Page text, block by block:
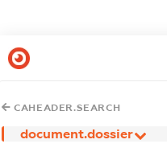
CAHEADER.SEARCH
document.dossier